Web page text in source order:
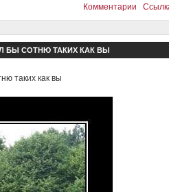
Комментарии
БЫ СОТНЮ ТАКИХ КАК ВЫ
таких как вы